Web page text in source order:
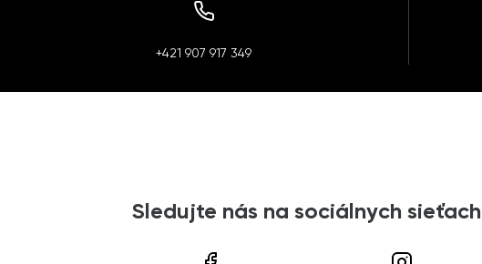
+421 907 917 349
Sledujte nás na sociálnych sieťach